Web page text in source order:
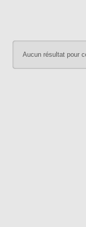
Aucun résultat pour